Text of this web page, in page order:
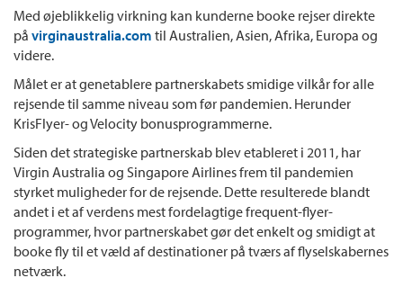
Med øjeblikkelig virkning kan kunderne booke rejser direkte
på virginaustralia.com til Australien, Asien, Afrika, Europa og
videre.
Målet er at genetablere partnerskabets smidige vilkår for alle
rejsende til samme niveau som før pandemien. Herunder
KrisFlyer- og Velocity bonusprogrammerne.
Siden det strategiske partnerskab blev etableret i 2011, har
Virgin Australia og Singapore Airlines frem til pandemien
styrket muligheder for de rejsende. Dette resulterede blandt
andet i et af ​​verdens mest fordelagtige frequent-flyer-
programmer, hvor partnerskabet gør det enkelt og smidigt at
booke fly til et væld af destinationer på tværs af flyselskabernes
netværk.